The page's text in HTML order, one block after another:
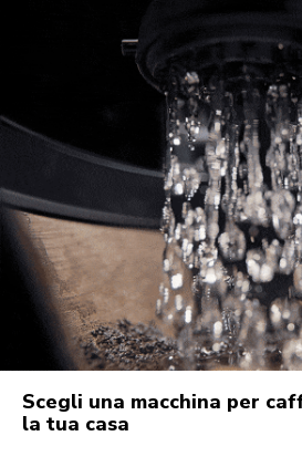
Scegli una macchina per
la tua casa